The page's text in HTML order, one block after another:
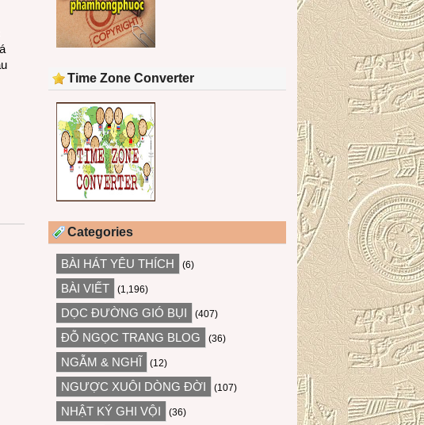
Time Zone Converter
Categories
BÀI HÁT YÊU THÍCH (6)
BÀI VIẾT (1,196)
DỌC ĐƯỜNG GIÓ BỤI (407)
ĐỖ NGỌC TRANG BLOG (36)
NGẪM & NGHĨ (12)
NGƯỢC XUÔI DÒNG ĐỜI (107)
NHẬT KÝ GHI VỘI (36)